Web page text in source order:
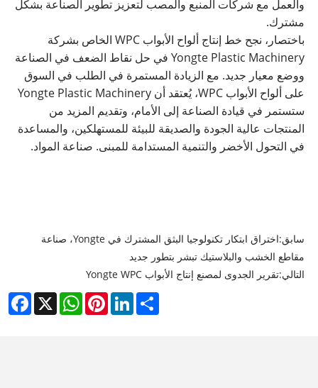
والعمل مع شركات المنبع والمصب لتعزيز تطوير الصناعة بشكل
مشترك.
باختصار، نجح خط إنتاج ألواح الأبواب WPC الخاص بشركة
Yongte Plastic Machinery في حل نقاط الضعف في الصناعة
ووضع معيار جديد. مع الزيادة المستمرة في الطلب في السوق
على ألواح الأبواب WPC، يُعتقد أن Yongte Plastic Machinery
ستستمر في قيادة الصناعة إلى الأمام، وتقديم المزيد من
المنتجات عالية الجودة والصديقة للبيئة للمستهلكين، والمساعدة
في التحول الأخضر والتنمية المستدامة للمبنى. صناعة المواد.
سابق:
اختراق ابتكار تكنولوجيا البثق المشترك في Yongte، صناعة
مقاطع الخشب والبلاستيك تبشر بتطور جديد
التالي:تقرير الجدوى لمصنع إنتاج الأبواب Yongte WPC
X
WhatsAppPinterestLinkedInShare